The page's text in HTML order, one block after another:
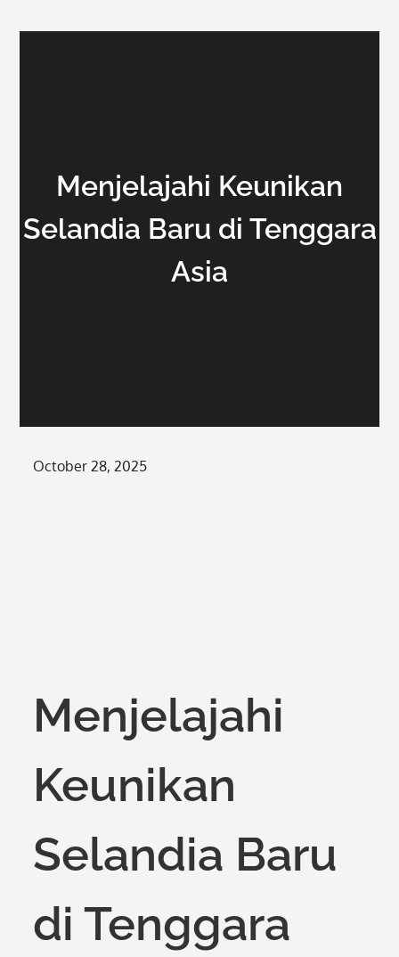
Menjelajahi Keunikan
Selandia Baru di Tenggara
Asia
Posted
October 28, 2025
Menjelajahi
Keunikan
Selandia Baru
di Tenggara